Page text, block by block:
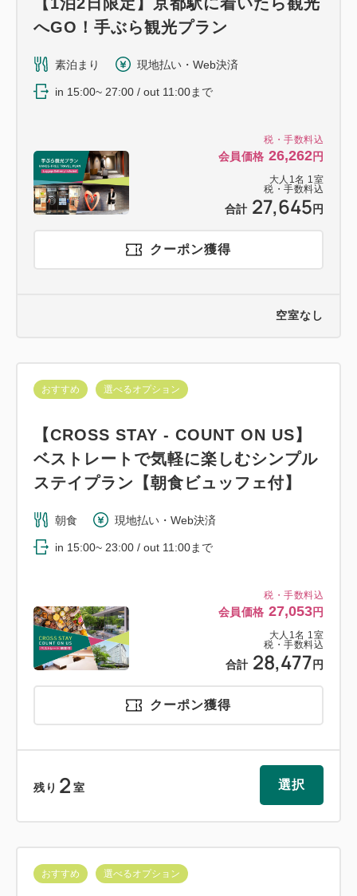
税・手数料込
会員価格 26,262円
大人 1名 1室
税・手数料込
合計 27,645 円
へGO！手ぶら観光プラン
素泊まり 現地払い・Web決済
in 15:00~ 27:00 / out 11:00まで
クーポン獲得
空室なし
税・手数料込
会員価格 27,053円
大人 1名 1室
税・手数料込
合計 28,477 円
おすすめ 選べるオプション
【CROSS STAY - COUNT ON US】
ベストレートで気軽に楽しむシンプル
ステイプラン【朝食ビュッフェ付】
朝食 現地払い・Web決済
in 15:00~ 23:00 / out 11:00まで
クーポン獲得
残り 2 室 選択
おすすめ 選べるオプション